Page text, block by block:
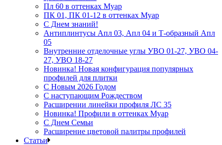
Пл 60 в оттенках Муар
ПК 01, ПК 01-12 в оттенках Муар
С Днем знаний!
Антиплинтусы Апл 03, Апл 04 и Т-образный Апл
05
Внутренние отделочные углы УВО 01-27, УВО 04-
27, УВО 18-27
Новинка! Новая конфигурация популярных
профилей для плитки
С Новым 2026 Годом
С наступающим Рождеством
Расширении линейки профиля ЛС 35
Новинка! Профили в оттенках Муар
С Днем Семьи
Расширение цветовой палитры профилей
Статьи